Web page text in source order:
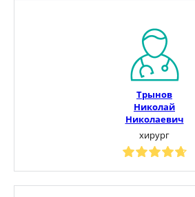
Трынов
Николай
Николаевич
хирург